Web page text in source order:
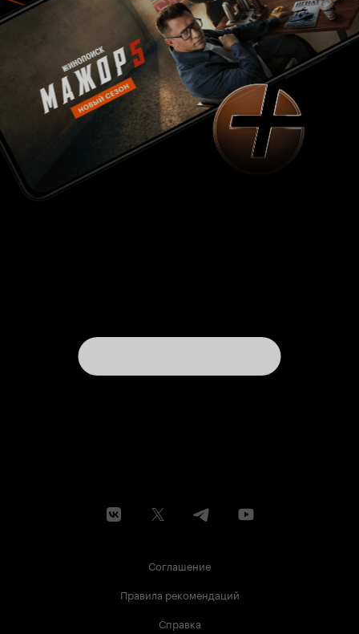
Соглашение
Правила рекомендаций
Справка